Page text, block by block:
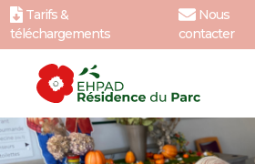
Tarifs &
téléchargements
Nous
contacter